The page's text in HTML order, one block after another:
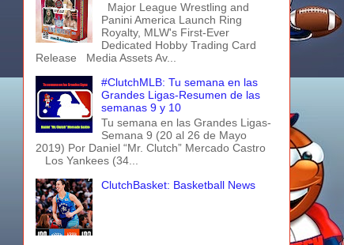
Major League Wrestling and
Panini America Launch Ring
Royalty, MLW's First-Ever
Dedicated Hobby Trading Card
Release Media Assets Av...
#ClutchMLB: Tu semana en las
Grandes Ligas-Resumen de las
semanas 9 y 10
Tu semana en las Grandes Ligas-
Semana 9 (20 al 26 de Mayo
2019) Por Daniel “Mr. Clutch” Mercado Castro
Los Yankees (34...
ClutchBasket: Basketball News